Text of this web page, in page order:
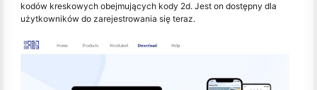
kodów kreskowych obejmujących kody 2d. Jest on dostępny dla
użytkowników do zarejestrowania się teraz.